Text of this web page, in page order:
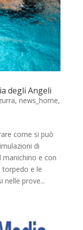
degli Angeli
, news_home,
come si può
di
manichino e con
torpedo e le
nelle prove...